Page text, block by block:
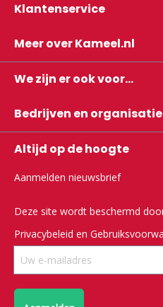
Klantenservice
Meer over Kameel.nl
We zijn er ook voor...
Bedrijven en
Altijd op de hoogte
Aanmelden nieuwsbrief
Deze site wordt beschermd
Privacybeleid en